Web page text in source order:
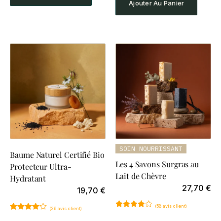
clientAjouter Au Panier
Baume Naturel Certifié Bio
Protecteur Ultra-
Hydratant
19,70 €
(26avis client)
SOIN NOURRISSANT
Les 4 Savons Surgras au
Lait de Chèvre
27,70 €
(58avis client)